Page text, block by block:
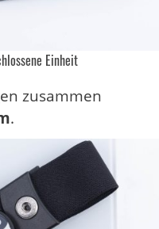
Einheit
zusammen
.